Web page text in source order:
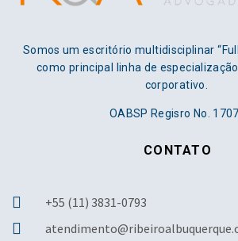
Somos um escritório multidisciplinar
como principal linha de
corporativo.
OABSP Regisro No.
CONTATO
+55 (11) 3831-0793